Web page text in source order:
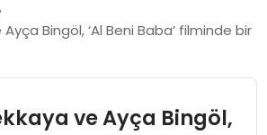
Bingöl, ‘Al Beni Baba’ filminde bir
ve Ayça Bingöl,